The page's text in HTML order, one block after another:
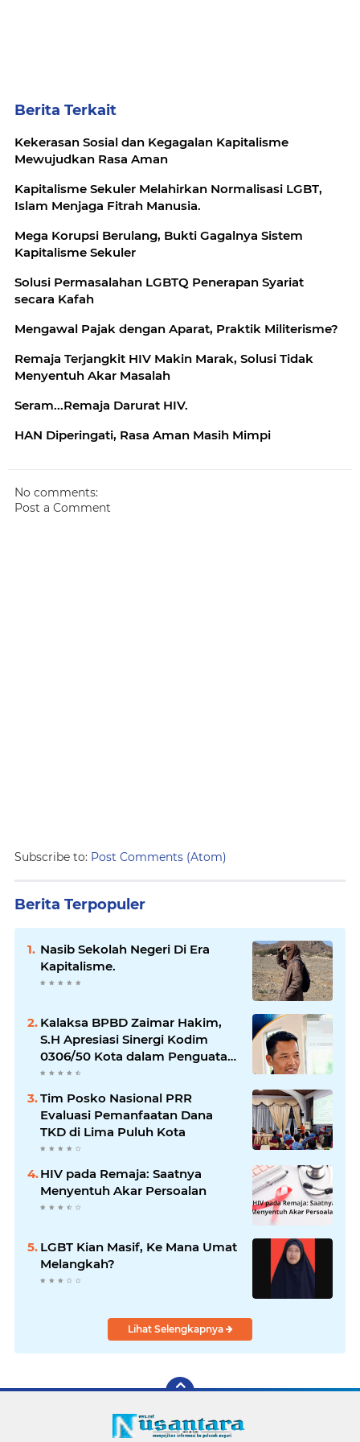
Berita Terkait
Kekerasan Sosial dan Kegagalan Kapitalisme
Mewujudkan Rasa Aman
Kapitalisme Sekuler Melahirkan Normalisasi LGBT,
Islam Menjaga Fitrah Manusia.
Mega Korupsi Berulang, Bukti Gagalnya Sistem
Kapitalisme Sekuler
Solusi Permasalahan LGBTQ Penerapan Syariat
secara Kafah
Mengawal Pajak dengan Aparat, Praktik Militerisme?
Remaja Terjangkit HIV Makin Marak, Solusi Tidak
Menyentuh Akar Masalah
Seram...Remaja Darurat HIV.
HAN Diperingati, Rasa Aman Masih Mimpi
No comments:
Post a Comment
Subscribe to: Post Comments (Atom)
Berita Terpopuler
Nasib Sekolah Negeri Di Era
Kapitalisme.
Kalaksa BPBD Zaimar Hakim,
S.H Apresiasi Sinergi Kodim
0306/50 Kota dalam Penguatan
Mitigasi dan Penanganan
Tim Posko Nasional PRR
Evaluasi Pemanfaatan Dana
TKD di Lima Puluh Kota
HIV pada Remaja: Saatnya
Menyentuh Akar Persoalan
LGBT Kian Masif, Ke Mana Umat
Melangkah?
Lihat Selengkapnya